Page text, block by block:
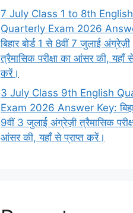
7 July Class 1 to 8th English
Quarterly Exam 2026
बिहार बोर्ड 1 से 8वीं 7 जुलाई अंग्रेज़ी
त्रैमासिक परीक्षा का आंसर की, यहाँ
करें।
3 July Class 9th English
Exam 2026 Answer Key:
9वीं 3 जुलाई अंग्रेज़ी त्रैमासिक
आंसर की, यहाँ से प्राप्त करें।